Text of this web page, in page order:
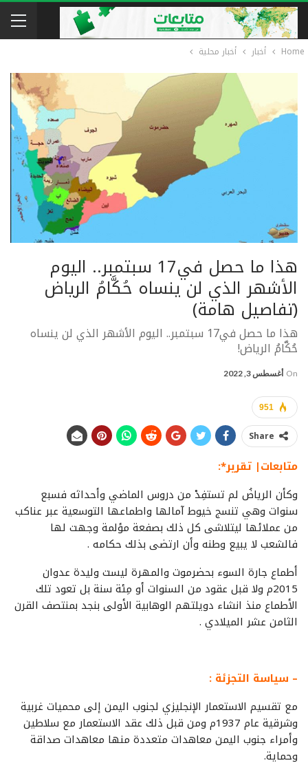
Home أخبار أخبار محلية
هذا ما حصل في17 سبتمبر.. اليوم
الأشهر الذي لن ينساه حُكَّامُ الرياض
(تفاصيل هامة)
هذا ما حصل في17 سبتمبر.. اليوم الأشهر الذي لن ينساه
حُكَّامُ الرياض!
On أغسطس 3, 2022
951
Share
متابعات| تقرير*:
وكأن الرياضُ لم تستفِدْ من دروس الماضي وأحداثه فسبع
سنوات وهي تنسج خيوط آمالها واطماعها التوسعية عبر عناكب
من عملائها ليتلاشى كل ذلك بصفعة مؤلمة وجهت لها
فالشعب لا يبيع وطنه وأن ارتضى بذلك حكامه .
أطماع جارة السوء بحضرموت والمهرة ليست وليدة عدوان
2015م ولا قبل عقود من السنوات أو مِئة سنة بل تعود تلك
الأطماع منذ انشاء دويلتهم الوهابية الأولى بنجد بمنتصف القرن
الثامن عشر الميلادي .
– سياسة التجزئة :
مع تقسيم الاستعمار الإنجليزي لجنوب اليمن إلى محميات غربية
وشرقية عام 1937م ومن قبل ذلك عقد الاستعمار مع سلاطين
وأمراء جنوب اليمن معاهدات متعددة منها معاهدات صداقة
وحماية.